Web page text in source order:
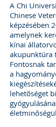
A Chi
Chinese
képzésében
amelynek
kínai
akupunktúra
Fontosnak
a
lehetőséget